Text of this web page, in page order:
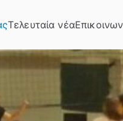
Τελευταία νέα